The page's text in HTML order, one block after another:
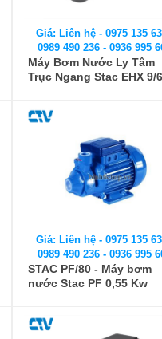
Giá: Liên hệ - 0975 135
0989 490 236 - 0936 995
Máy Bơm Nước Ly Tâm
Trục Ngang Stac EHX 9/
Giá: Liên hệ - 0975 135
0989 490 236 - 0936 995
STAC PF/80 - Máy bơm
nước Stac PF 0,55 Kw